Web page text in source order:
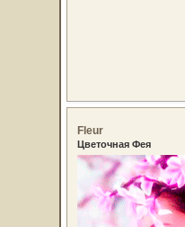
Fleur
Цветочная Фея